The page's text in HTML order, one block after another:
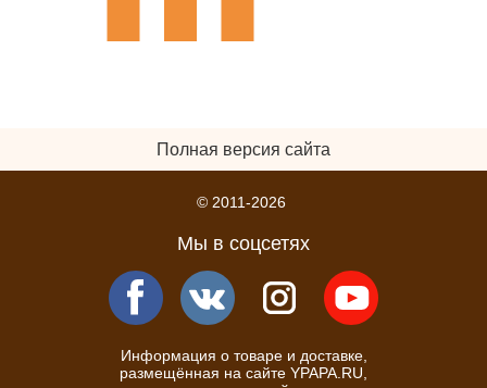
Полная версия сайта
© 2011-2026
Мы в соцсетях
Информация о товаре и доставке,
размещённая на сайте YPAPA.RU,